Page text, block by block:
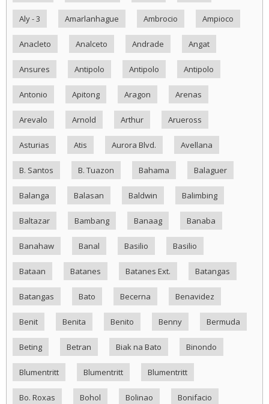
Aly - 3 Amarlanhague Ambrocio Ampioco
Anacleto Analceto Andrade Angat
Ansures Antipolo Antipolo Antipolo
Antonio Apitong Aragon Arenas
Arevalo Arnold Arthur Arueross
Asturias Atis Aurora Blvd. Avellana
B. Santos B. Tuazon Bahama Balaguer
Balanga Balasan Baldwin Balimbing
Baltazar Bambang Banaag Banaba
Banahaw Banal Basilio Basilio
Bataan Batanes Batanes Ext. Batangas
Batangas Bato Becerna Benavidez
Benit Benita Benito Benny Bermuda
Beting Betran Biak na Bato Binondo
Blumentritt Blumentritt Blumentritt
Bo. Roxas Bohol Bolinao Bonifacio